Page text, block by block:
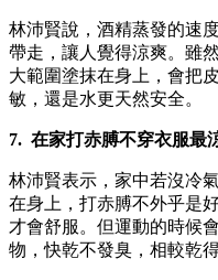
林沛賢說，酒精蒸發的速
帶走，讓人覺得涼爽。雖
大範圍塗抹在身上，會把
敏，還是水更天然安全。
7. 在家打赤膊不穿衣服最
林沛賢表示，家中若沒冷
在身上，打赤膊不外乎是
才會舒服。但運動的時候
物，快乾不發臭，相較乾